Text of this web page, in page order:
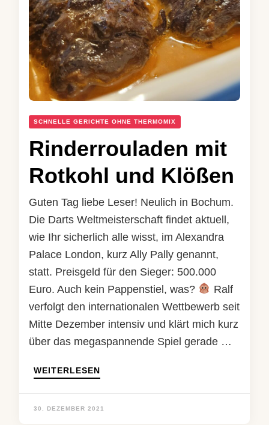
SCHNELLE GERICHTE OHNE THERMOMIX
Rinderrouladen mit
Rotkohl und Klößen
Guten Tag liebe Leser! Neulich in Bochum.
Die Darts Weltmeisterschaft findet aktuell,
wie Ihr sicherlich alle wisst, im Alexandra
Palace London, kurz Ally Pally genannt,
statt. Preisgeld für den Sieger: 500.000
Euro. Auch kein Pappenstiel, was?
Ralf
verfolgt den internationalen Wettbewerb seit
Mitte Dezember intensiv und klärt mich kurz
über das megaspannende Spiel gerade …
WEITERLESEN
30. DEZEMBER 2021